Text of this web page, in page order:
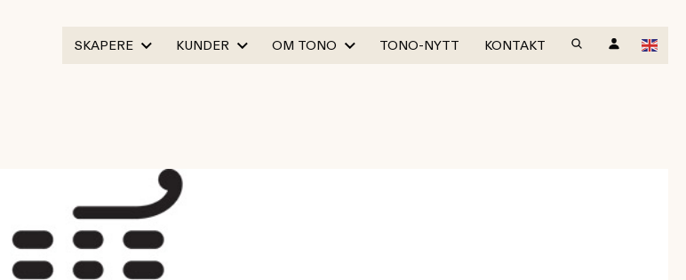
SKAPERE KUNDER OM TONO TONO-NYTT KONTAKT